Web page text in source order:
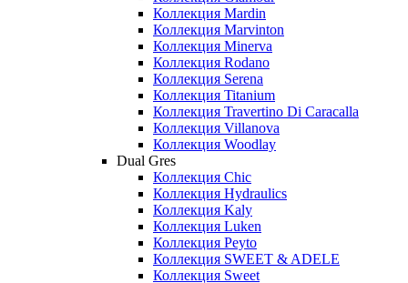
Коллекция Mardin
Коллекция Marvinton
Коллекция Minerva
Коллекция Rodano
Коллекция Serena
Коллекция Titanium
Коллекция Travertino Di Caracalla
Коллекция Villanova
Коллекция Woodlay
Dual Gres
Коллекция Chic
Коллекция Hydraulics
Коллекция Kaly
Коллекция Luken
Коллекция Peyto
Коллекция SWEET & ADELE
Коллекция Sweet